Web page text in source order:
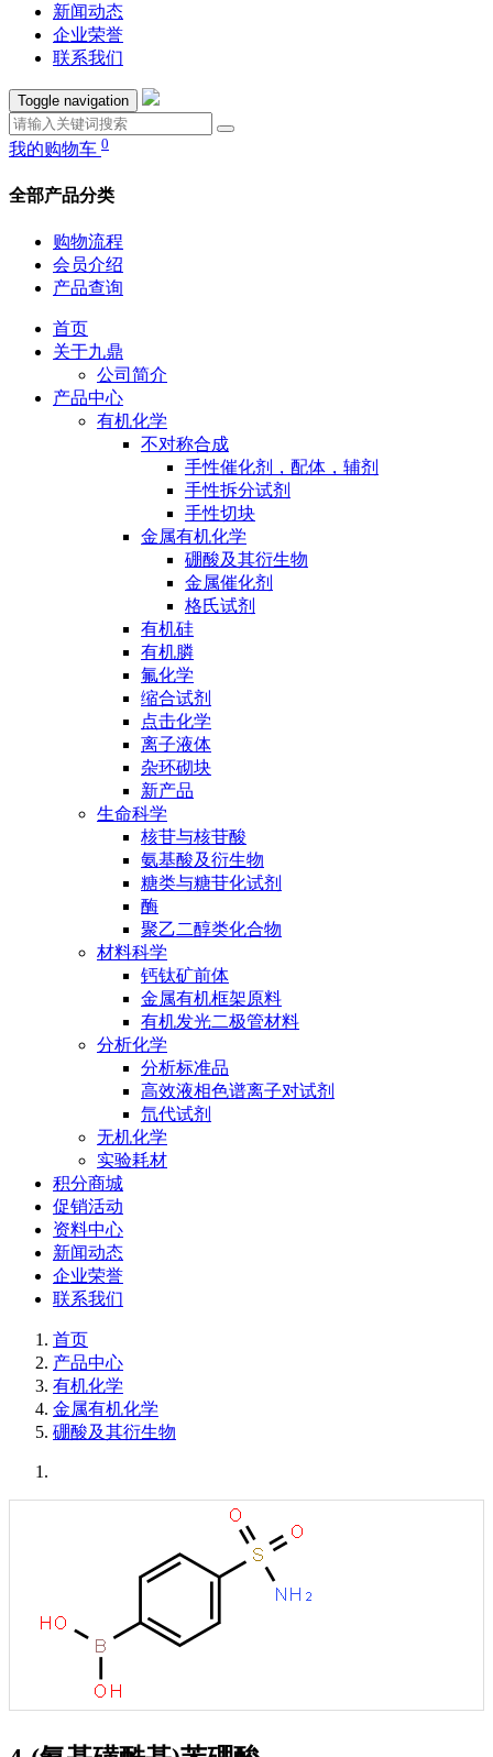
新闻动态
企业荣誉
联系我们
Toggle navigation
我的购物车 0
全部产品分类
购物流程
会员介绍
产品查询
首页
关于九鼎
公司简介
产品中心
有机化学
不对称合成
手性催化剂，配体，辅剂
手性拆分试剂
手性切块
金属有机化学
硼酸及其衍生物
金属催化剂
格氏试剂
有机硅
有机膦
氟化学
缩合试剂
点击化学
离子液体
杂环砌块
新产品
生命科学
核苷与核苷酸
氨基酸及衍生物
糖类与糖苷化试剂
酶
聚乙二醇类化合物
材料科学
钙钛矿前体
金属有机框架原料
有机发光二极管材料
分析化学
分析标准品
高效液相色谱离子对试剂
氘代试剂
无机化学
实验耗材
积分商城
促销活动
资料中心
新闻动态
企业荣誉
联系我们
首页
产品中心
有机化学
金属有机化学
硼酸及其衍生物